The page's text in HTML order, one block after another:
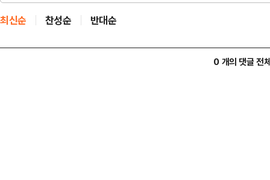
최신순 찬성순 반대순
0 개의 댓글 전